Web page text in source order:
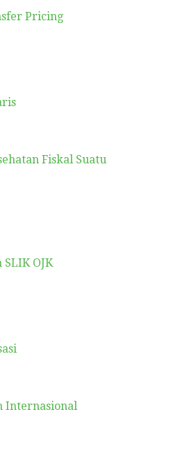
Pricing
Fiskal Suatu
OJK
Internasional